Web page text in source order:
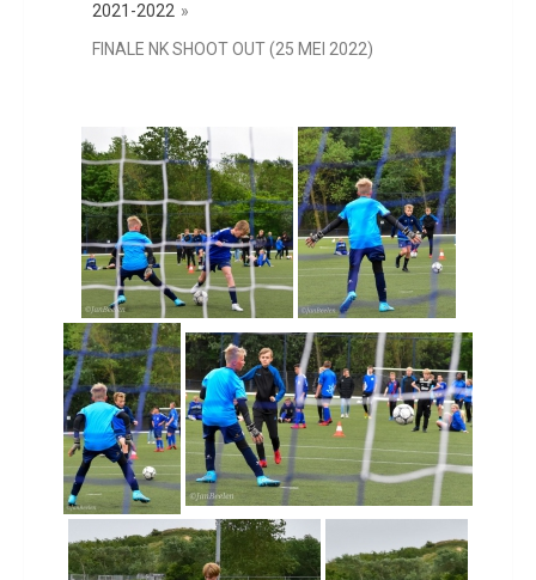
2021-2022 »
FINALE NK SHOOT OUT (25 MEI 2022)